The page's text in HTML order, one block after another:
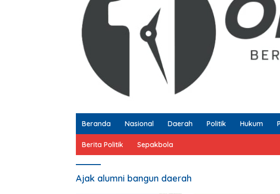
Beranda Nasional Daerah Politik Hukum
Berita Politik Sepakbola
Ajak alumni bangun daerah